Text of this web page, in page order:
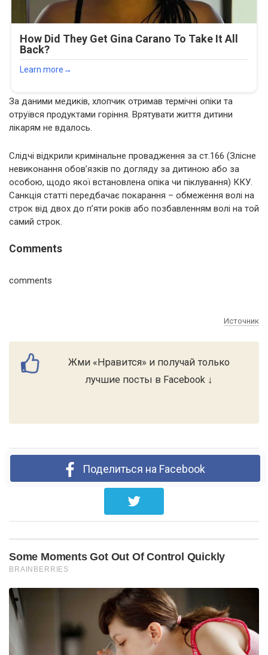
За даними медиків, хлопчик отримав термічні опіки та
отруївся продуктами горіння. Врятувати життя дитини
лікарям не вдалось.
Слідчі відкрили кримінальне провадження за ст.166 (Злісне
невиконання обов’язків по догляду за дитиною або за
особою, щодо якої встановлена опіка чи піклування) ККУ.
Санкція статті передбачає покарання – обмеження волі на
строк від двох до п’яти років або позбавленням волі на той
самий строк.
Comments
comments
Источник
Жми «Нравится» и получай только
лучшие посты в Facebook ↓
Поделиться на Facebook